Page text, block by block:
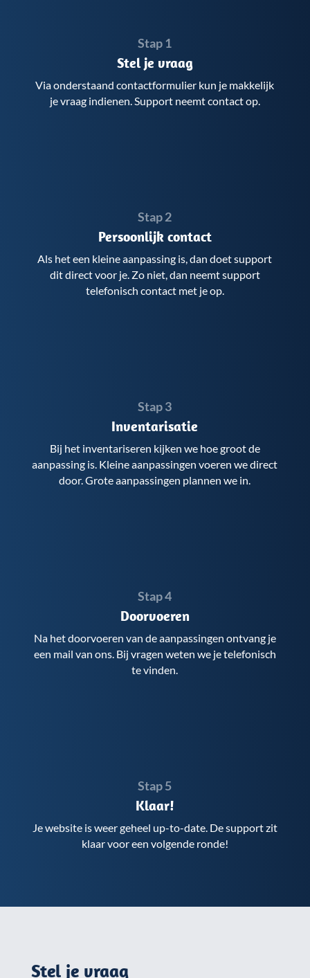
Stap 1
Stel je vraag
Via onderstaand contactformulier kun je makkelijk
je vraag indienen. Support neemt contact op.
Stap 2
Persoonlijk contact
Als het een kleine aanpassing is, dan doet support
dit direct voor je. Zo niet, dan neemt support
telefonisch contact met je op.
Stap 3
Inventarisatie
Bij het inventariseren kijken we hoe groot de
aanpassing is. Kleine aanpassingen voeren we direct
door. Grote aanpassingen plannen we in.
Stap 4
Doorvoeren
Na het doorvoeren van de aanpassingen ontvang je
een mail van ons. Bij vragen weten we je telefonisch
te vinden.
Stap 5
Klaar!
Je website is weer geheel up-to-date. De support zit
klaar voor een volgende ronde!
Stel je vraag